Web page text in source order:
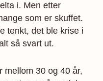
i. Men etter
som er skuffet.
tenkt, det ble krise i
så svart ut.
mellom 30 og 40 år,